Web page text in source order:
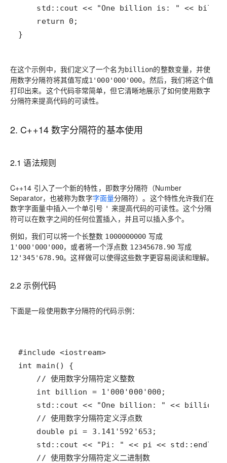
}
在这个示例中，我们定义了一个名为billion的整数变量，并使
用数字分隔符将其值写成1'000'000'000。然后，我们将这个值
打印出来。这个代码非常简单，但它清晰地展示了如何使用数字
分隔符来提高代码的可读性。
2. C++14 数字分隔符的基本使用
2.1 语法规则
C++14 引入了一个新的特性，即数字分隔符（Number
Separator，也被称为数字字面量分隔符）。这个特性允许我们在
数字字面量中插入一个单引号 ' 来提高代码的可读性。这个分隔
符可以在数字之间的任何位置插入，并且可以插入多个。
例如，我们可以将一个长整数 1000000000 写成
1'000'000'000，或者将一个浮点数 12345678.90 写成
12'345'678.90。这样做可以使得这些数字更容易阅读和理解。
2.2 示例代码
下面是一段使用数字分隔符的代码示例：
#include <iostream>
    // 使用数字分隔符定义整数
    // 使用数字分隔符定义浮点数